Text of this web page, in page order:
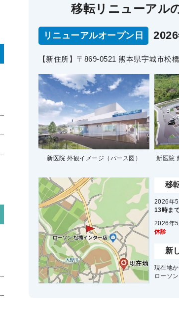
移転リニューアル
リニューアルオープン日
【新住所】〒869-0521 熊本県宇城市松
新医院 外観イメージ （パース図） 新医院
移
2026年
13時ま
2026年
休診
新
現在地
ローソ